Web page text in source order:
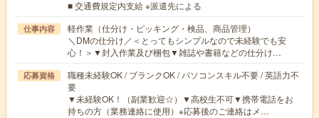
■ 交通費規定内支給 ※派遣先による
仕事内容
軽作業（仕分け・ピッキング・検品、商品管理）
＼DMの仕分け／＜とってもシンプルなので未経験でも安
心！＞▼封入作業及び梱包▼雑誌や書籍などの仕分け…
応募資格
職種未経験OK / ブランクOK / パソコンスキル不要 / 英語力不
要
▼未経験OK！（副業歓迎☆）▼高校生不可▼携帯電話をお
持ちの方（業務連絡に使用）※応募後のご連絡はメ…